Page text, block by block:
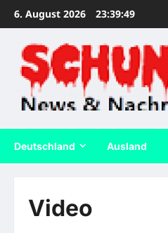
Zum
springen
6. August 2026 23:39:50
Deutschland Ausland
Video